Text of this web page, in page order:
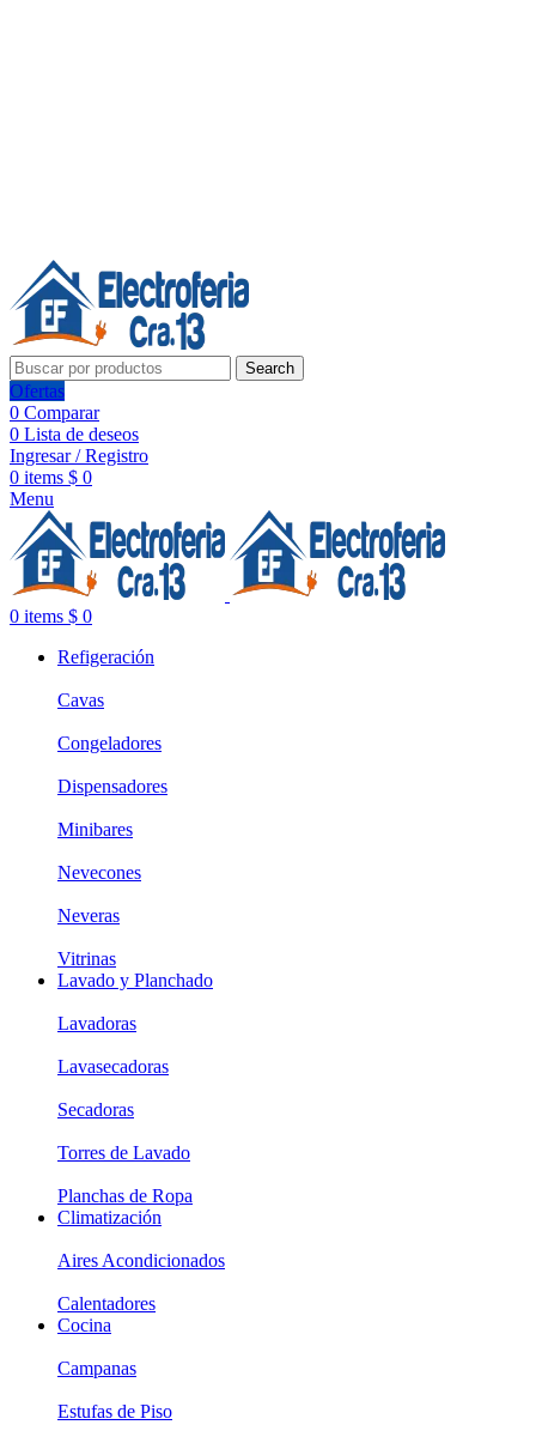
Search
Ofertas
0 Comparar
0 Lista de deseos
Ingresar / Registro
0 items $ 0
Menu
0 items $ 0
Refigeración
Cavas
Congeladores
Dispensadores
Minibares
Nevecones
Neveras
Vitrinas
Lavado y Planchado
Lavadoras
Lavasecadoras
Secadoras
Torres de Lavado
Planchas de Ropa
Climatización
Aires Acondicionados
Calentadores
Cocina
Campanas
Estufas de Piso